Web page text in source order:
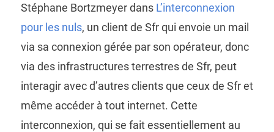
Stéphane Bortzmeyer dans L’interconnexion
pour les nuls, un client de Sfr qui envoie un mail
via sa connexion gérée par son opérateur, donc
via des infrastructures terrestres de Sfr, peut
interagir avec d’autres clients que ceux de Sfr et
même accéder à tout internet. Cette
interconnexion, qui se fait essentiellement au